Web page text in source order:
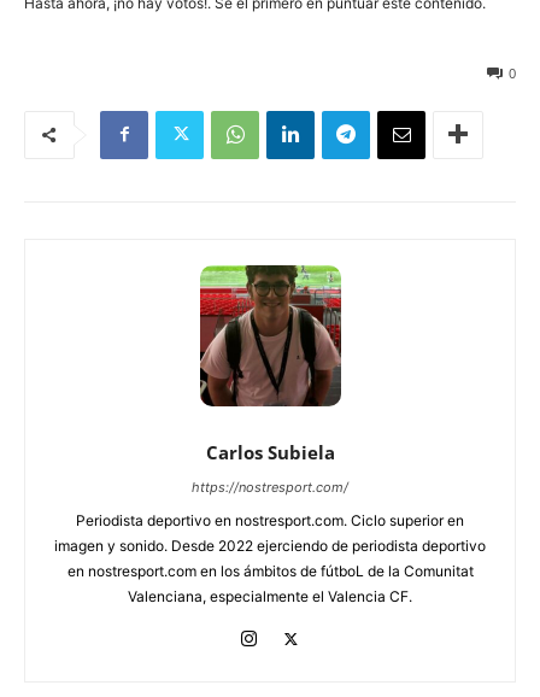
0
Carlos Subiela
https://nostresport.com/
Periodista deportivo en nostresport.com. Ciclo superior en
imagen y sonido. Desde 2022 ejerciendo de periodista deportivo
en nostresport.com en los ámbitos de fútboL de la Comunitat
Valenciana, especialmente el Valencia CF.